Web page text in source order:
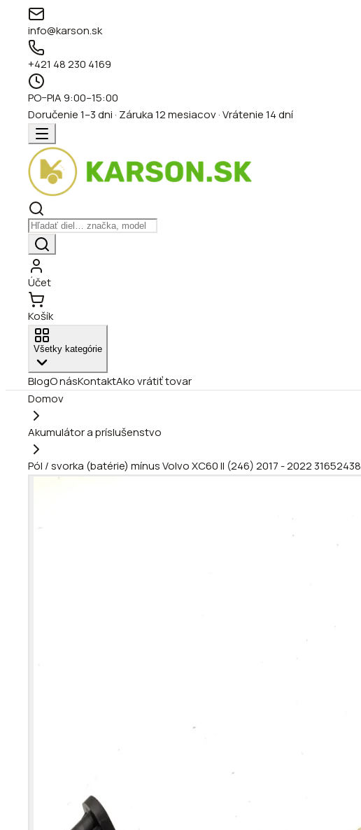
info@karson.sk
+421 48 230 4169
PO–PIA 9:00–15:00
Doručenie 1–3 dni · Záruka 12 mesiacov · Vrátenie 14 dní
Účet
Košík
Všetky kategórie
BlogO násKontaktAko vrátiť tovar
Domov
Akumulátor a príslušenstvo
Pól / svorka (batérie) mínus Volvo XC60 II (246) 2017 - 2022 31652438